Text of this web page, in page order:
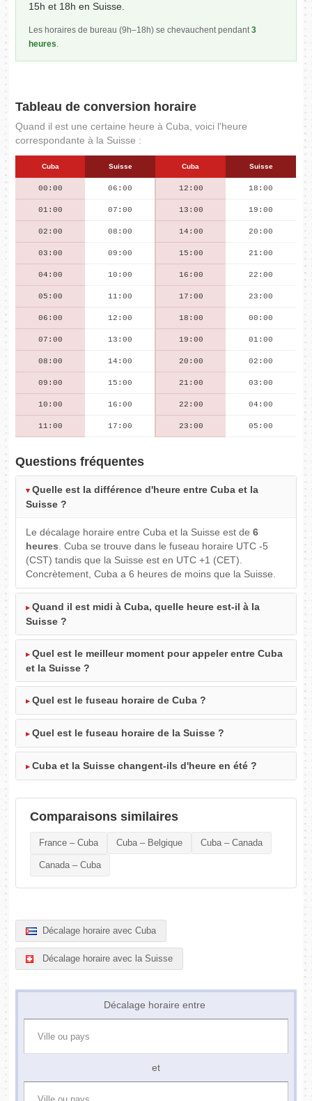
15h et 18h en Suisse.
Les horaires de bureau (9h–18h) se chevauchent pendant3
heures.
Tableau de conversion horaire
Quand il est une certaine heure à Cuba, voici l'heure
correspondante à la Suisse :
Cuba Suisse Cuba Suisse
00:00 06:00 12:00 18:00
01:00 07:00 13:00 19:00
02:00 08:00 14:00 20:00
03:00 09:00 15:00 21:00
04:00 10:00 16:00 22:00
05:00 11:00 17:00 23:00
06:00 12:00 18:00 00:00
07:00 13:00 19:00 01:00
08:00 14:00 20:00 02:00
09:00 15:00 21:00 03:00
10:00 16:00 22:00 04:00
11:00 17:00 23:00 05:00
Questions fréquentes
Quelle est la différence d'heure entre Cuba et la
Suisse ?
Le décalage horaire entre Cuba et la Suisse est de6
heures. Cuba se trouve dans le fuseau horaire UTC -5
(CST) tandis que la Suisse est en UTC +1 (CET).
Concrètement, Cuba a 6 heures de moins que la Suisse.
Quand il est midi à Cuba, quelle heure est-il à la
Suisse ?
Quel est le meilleur moment pour appeler entre Cuba
et la Suisse ?
Quel est le fuseau horaire de Cuba ?
Quel est le fuseau horaire de la Suisse ?
Cuba et la Suisse changent-ils d'heure en été ?
Comparaisons similaires
France – Cuba Cuba – Belgique Cuba – Canada
Canada – Cuba
Décalage horaire avec Cuba
Décalage horaire avec la Suisse
Décalage horaire entre
et